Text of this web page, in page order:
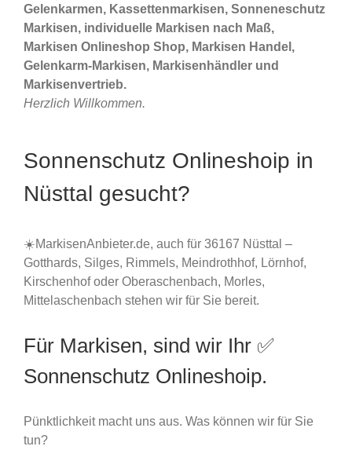
Gelenkarmen, Kassettenmarkisen, Sonneneschutz
Markisen, individuelle Markisen nach Maß,
Markisen Onlineshop Shop, Markisen Handel,
Gelenkarm-Markisen, Markisenhändler und
Markisenvertrieb.
Herzlich Willkommen.
Sonnenschutz Onlineshoip in
Nüsttal gesucht?
☀️MarkisenAnbieter.de, auch für 36167 Nüsttal –
Gotthards, Silges, Rimmels, Meindrothhof, Lörnhof,
Kirschenhof oder Oberaschenbach, Morles,
Mittelaschenbach stehen wir für Sie bereit.
Für Markisen, sind wir Ihr ✅
Sonnenschutz Onlineshoip.
Pünktlichkeit macht uns aus. Was können wir für Sie
tun?